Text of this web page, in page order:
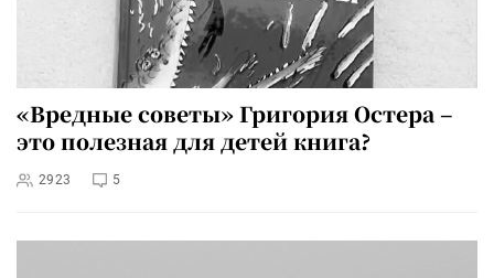
«Вредные советы» Григория Остера –
это полезная для детей книга?
2923 5